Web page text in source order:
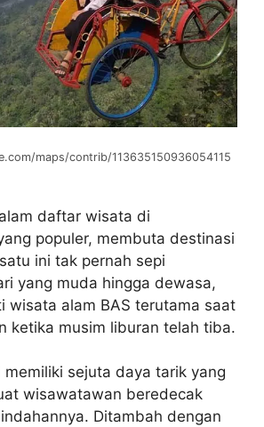
maps/contrib/113635150936054115
daftar wisata di
populer, membuta destinasi
ini tak pernah sepi
yang muda hingga dewasa,
wisata alam BAS terutama saat
ketika musim liburan telah tiba.
memiliki sejuta daya tarik yang
wisawatawan beredecak
Ditambah dengan